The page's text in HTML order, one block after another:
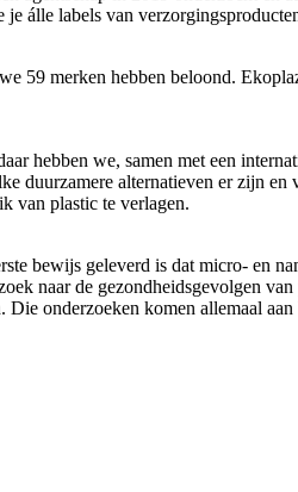
álle labels van
59 merken hebben beloond.
hebben we, samen met een
duurzamere alternatieven er zijn
van plastic te verlagen.
bewijs geleverd is dat micro- en
naar de gezondheidsgevolgen
onderzoeken komen allemaal